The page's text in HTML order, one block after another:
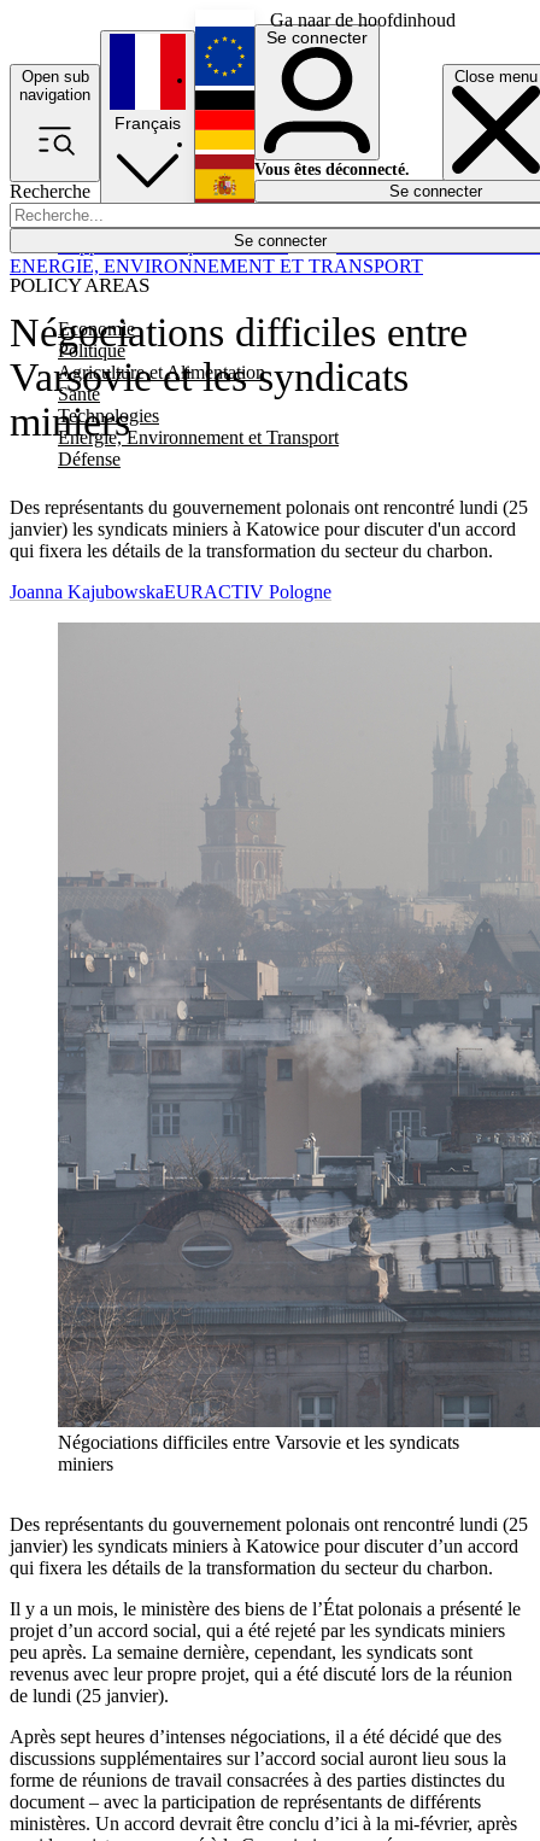
Ga naar de hoofdinhoud
Open sub
navigation
Close menu
Recherche
Se connecter
POLICY AREAS
Economie
Politique
Agriculture et Alimentation
Santé
Technologies
Energie, Environnement et Transport
Défense
Économie
Français
English
Deutsch
Español
Se connecter
Vous êtes déconnecté.
Se connecter
Négociations difficiles entre
Varsovie et les syndicats
miniers
Des représentants du gouvernement polonais ont rencontré lundi (25
janvier) les syndicats miniers à Katowice pour discuter d'un accord
qui fixera les détails de la transformation du secteur du charbon.
ENERGIE, ENVIRONNEMENT ET TRANSPORT
Joanna KajubowskaEURACTIV Pologne
Négociations difficiles entre Varsovie et les syndicats
miniers
Des représentants du gouvernement polonais ont rencontré lundi (25
janvier) les syndicats miniers à Katowice pour discuter d’un accord
qui fixera les détails de la transformation du secteur du charbon.
Il y a un mois, le ministère des biens de l’État polonais a présenté le
projet d’un accord social, qui a été rejeté par les syndicats miniers
peu après. La semaine dernière, cependant, les syndicats sont
revenus avec leur propre projet, qui a été discuté lors de la réunion
de lundi (25 janvier).
Après sept heures d’intenses négociations, il a été décidé que des
discussions supplémentaires sur l’accord social auront lieu sous la
forme de réunions de travail consacrées à des parties distinctes du
document – avec la participation de représentants de différents
ministères. Un accord devrait être conclu d’ici à la mi-février, après